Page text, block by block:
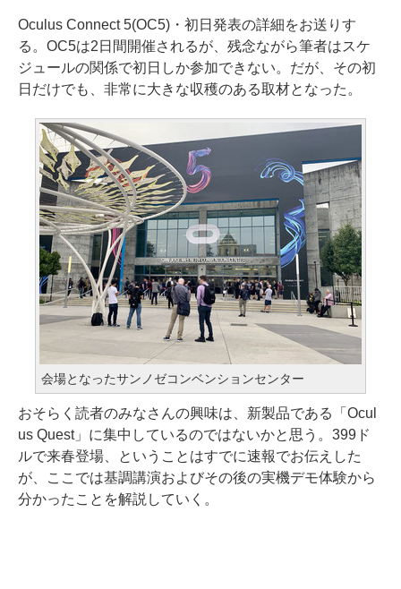
Oculus Connect 5(OC5)・初日発表の詳細をお送りす
る。OC5は2日間開催されるが、残念ながら筆者はスケ
ジュールの関係で初日しか参加できない。だが、その初
日だけでも、非常に大きな収穫のある取材となった。
会場となったサンノゼコンベンションセンター
おそらく読者のみなさんの興味は、新製品である「Ocul
us Quest」に集中しているのではないかと思う。399ド
ルで来春登場、ということはすでに速報でお伝えした
が、ここでは基調講演およびその後の実機デモ体験から
分かったことを解説していく。